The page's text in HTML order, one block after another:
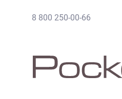
8 800 250-00-66